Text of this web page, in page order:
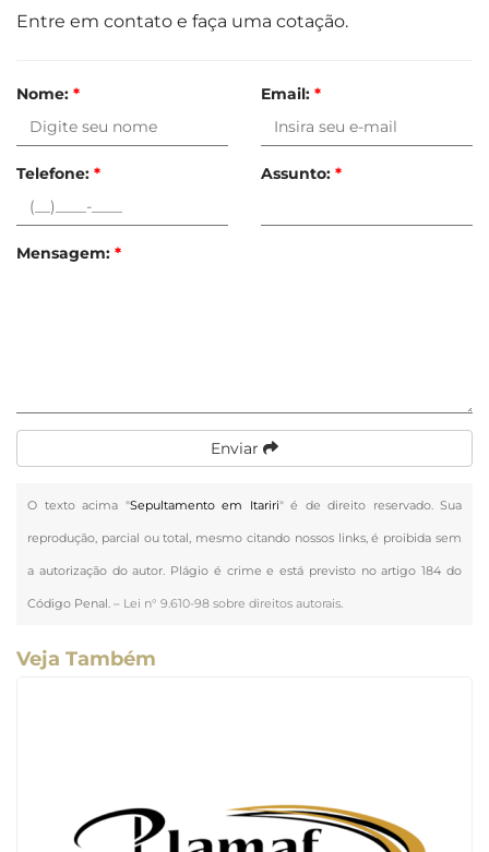
Entre em contato e faça uma cotação.
Nome: * Email: *
Telefone: * Assunto: *
Mensagem: *
Enviar
O texto acima "Sepultamento em Itariri" é de direito reservado. Sua
reprodução, parcial ou total, mesmo citando nossos links, é proibida sem
a autorização do autor. Plágio é crime e está previsto no artigo 184 do
Código Penal. – Lei n° 9.610-98 sobre direitos autorais.
Veja Também